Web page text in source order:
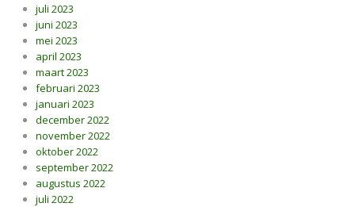
juli 2023
juni 2023
mei 2023
april 2023
maart 2023
februari 2023
januari 2023
december 2022
november 2022
oktober 2022
september 2022
augustus 2022
juli 2022